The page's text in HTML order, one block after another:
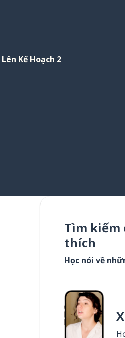
Lên Kế Hoạch 2
Tìm kiếm
thích
Học nói về